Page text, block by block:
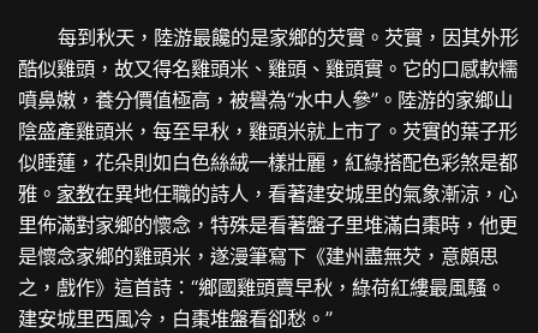
每到秋天，陸游最饞的是家鄉的芡實。芡實，因其外形
酷似雞頭，故又得名雞頭米、雞頭、雞頭實。它的口感軟糯
噴鼻嫩，養分價值極高，被譽為“水中人參”。陸游的家鄉山
陰盛產雞頭米，每至早秋，雞頭米就上市了。芡實的葉子形
似睡蓮，花朵則如白色絲絨一樣壯麗，紅綠搭配色彩煞是都
雅。 家教在異地任職的詩人，看著建安城里的氣象漸涼，心
里佈滿對家鄉的懷念，特殊是看著盤子里堆滿白棗時，他更
是懷念家鄉的雞頭米，遂漫筆寫下《建州盡無芡，意頗思
之，戲作》這首詩：“鄉國雞頭賣早秋，綠荷紅縷最風騷。
建安城里西風冷，白棗堆盤看卻愁。”